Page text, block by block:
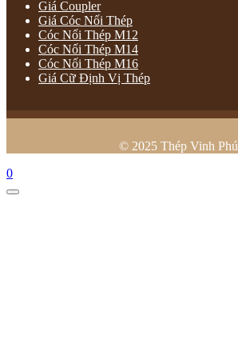
Giá Coupler
Giá Cóc Nối Thép
Cóc Nối Thép M12
Cóc Nối Thép M14
Cóc Nối Thép M16
Giá Cữ Định Vị Thép
© 2025 Thép Vinh Phú
0